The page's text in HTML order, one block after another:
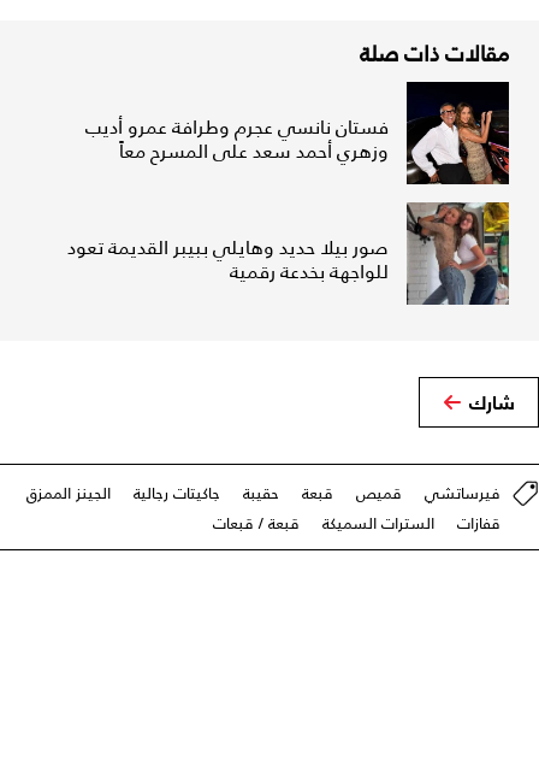
مقالات ذات صلة
فستان نانسي عجرم وطرافة عمرو أديب
وزهري أحمد سعد على المسرح معاً
صور بيلا حديد وهايلي ببيبر القديمة تعود
للواجهة بخدعة رقمية
شارك
فيرساتشي قميص قبعة حقيبة جاكيتات رجالية
الجينز الممزق
قفازات
السترات السميكة قبعة / قبعات